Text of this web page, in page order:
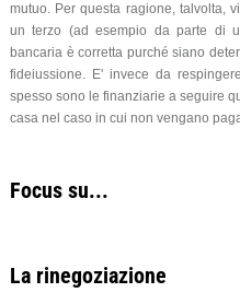
mutuo. Per questa ragione, talvolta,
un terzo (ad esempio da parte di
bancaria è corretta purché siano
fideiussione. E' invece da
spesso sono le finanziarie a seguire
casa nel caso in cui non vengano
Focus su...
La rinegoziazione